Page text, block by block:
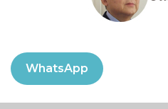
WhatsApp